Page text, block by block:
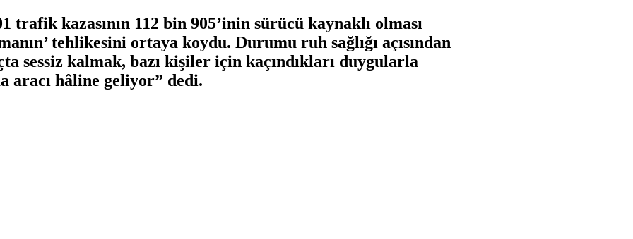
trafik kazasının 112 bin 905’inin sürücü kaynaklı olması
tehlikesini ortaya koydu. Durumu ruh sağlığı açısından
sessiz kalmak, bazı kişiler için kaçındıkları duygularla
aracı hâline geliyor” dedi.